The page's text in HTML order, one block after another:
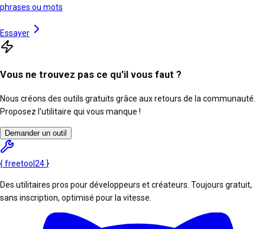
phrases ou mots
Essayer
Vous ne trouvez pas ce qu'il vous faut ?
Nous créons des outils gratuits grâce aux retours de la communauté.
Proposez l'utilitaire qui vous manque !
Demander un outil
{freetool 24 }
Des utilitaires pros pour développeurs et créateurs. Toujours gratuit,
sans inscription, optimisé pour la vitesse.